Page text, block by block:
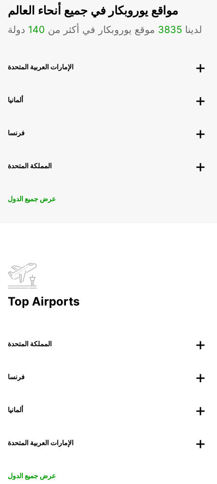
مواقع يوروبكار في جميع أنحاء العالم
لدينا 3835 موقع يوروبكار في أكثر من 140 دولة
الإمارات العربية المتحدة
ألمانيا
فرنسا
المملكة المتحدة
عرض جميع الدول
Top Airports
المملكة المتحدة
فرنسا
ألمانيا
الإمارات العربية المتحدة
عرض جميع الدول